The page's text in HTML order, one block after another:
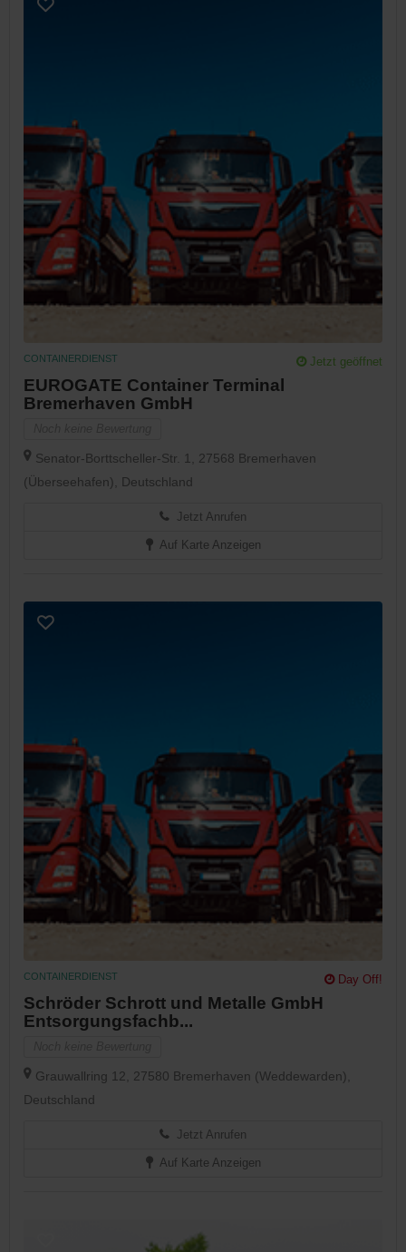
CONTAINERDIENST Jetzt geöffnet
EUROGATE Container Terminal
Bremerhaven GmbH
Senator-Borttscheller-Str. 1, 27568 Bremerhaven
(Überseehafen), Deutschland
Jetzt Anrufen
Auf Karte Anzeigen
CONTAINERDIENST Day Off!
Schröder Schrott und Metalle GmbH
Entsorgungsfachb...
Grauwallring 12, 27580 Bremerhaven (Weddewarden),
Deutschland
Jetzt Anrufen
Auf Karte Anzeigen